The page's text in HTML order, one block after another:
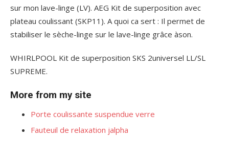
sur mon lave-linge (LV). AEG Kit de superposition avec
plateau coulissant (SKP11). A quoi ca sert : Il permet de
stabiliser le sèche-linge sur le lave-linge grâce àson.
WHIRLPOOL Kit de superposition SKS 2universel LL/SL
SUPREME.
More from my site
Porte coulissante suspendue verre
Fauteuil de relaxation jalpha